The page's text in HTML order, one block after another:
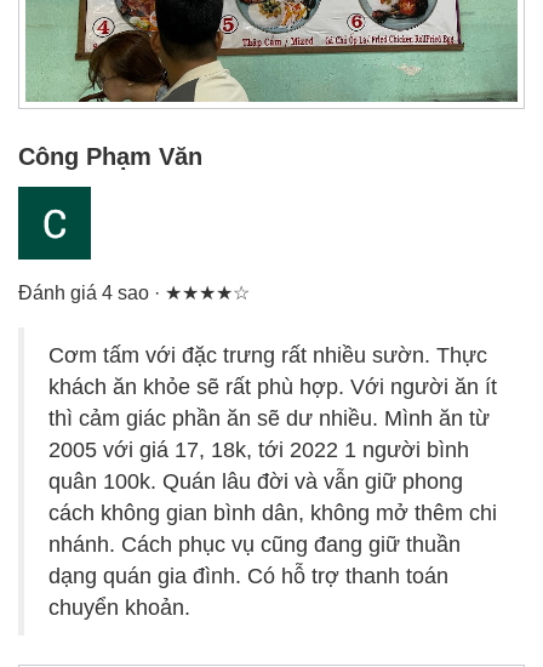
Công Phạm Văn
Đánh giá 4 sao · ★★★★☆
Cơm tấm với đặc trưng rất nhiều sườn. Thực
khách ăn khỏe sẽ rất phù hợp. Với người ăn ít
thì cảm giác phần ăn sẽ dư nhiều. Mình ăn từ
2005 với giá 17, 18k, tới 2022 1 người bình
quân 100k. Quán lâu đời và vẫn giữ phong
cách không gian bình dân, không mở thêm chi
nhánh. Cách phục vụ cũng đang giữ thuần
dạng quán gia đình. Có hỗ trợ thanh toán
chuyển khoản.